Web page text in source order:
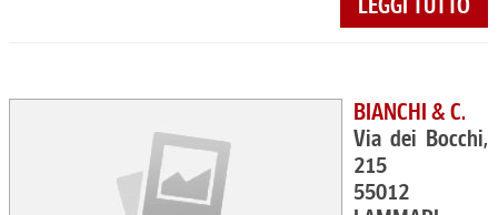
LEGGI TUTTO
BIANCHI & C.
Via dei Bocchi,
215
55012